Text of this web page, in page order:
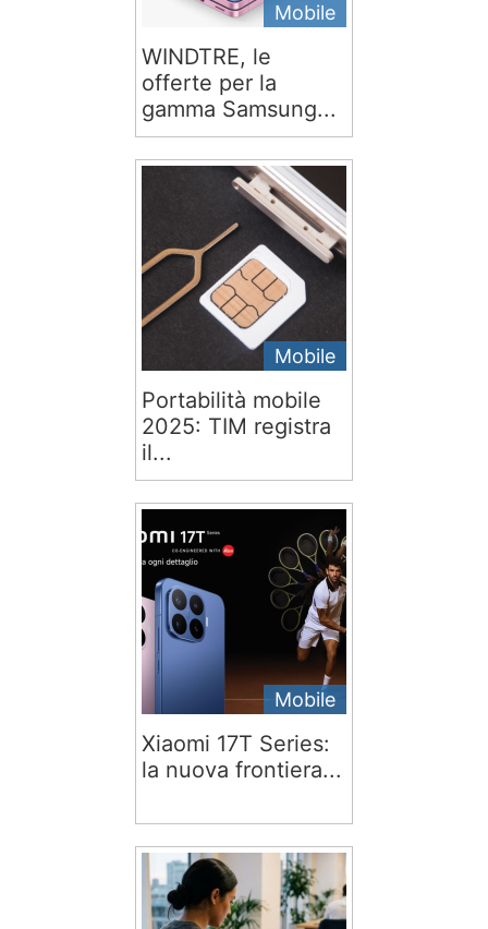
Mobile
WINDTRE, le
offerte per la
gamma Samsung...
Mobile
Portabilità mobile
2025: TIM registra
il...
Mobile
Xiaomi 17T Series:
la nuova frontiera...